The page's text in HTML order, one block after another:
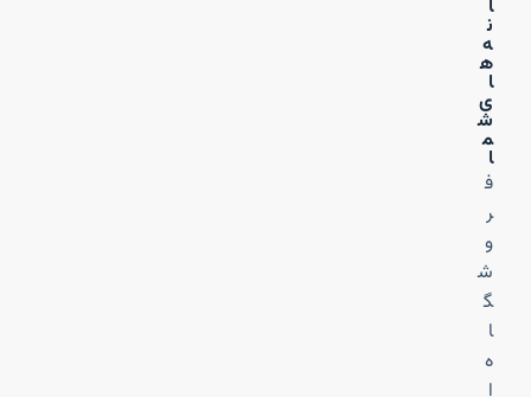
ا
ن
ه‌
ه
ا
ی
ش
م
ا
ف
ر
و
ش
گ
ا
ه
ا